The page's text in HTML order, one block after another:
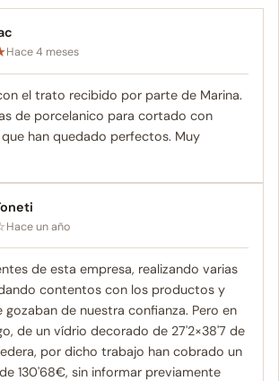
Hace 4 meses
el trato recibido por parte de Marina.
de porcelanico para cortado con
han quedado perfectos. Muy
Hace un año
de esta empresa, realizando varias
contentos con los productos y
de nuestra confianza. Pero en
de un vídrio decorado de 27'2×38'7 de
por dicho trabajo han cobrado un
130'68€, sin informar previamente